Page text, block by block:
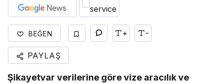
BEĞEN + -
PAYLAŞ
Şikayetvar verilerine göre vize aracılık ve